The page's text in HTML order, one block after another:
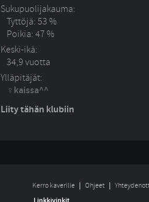
Sukupuolijakauma:
Tyttöjä: 53 %
Poikia: 47 %
Keski-ikä:
34,9 vuotta
Ylläpitäjät:
kaissa^^
Liity tähän klubiin
Kerro kaverille Ohjeet